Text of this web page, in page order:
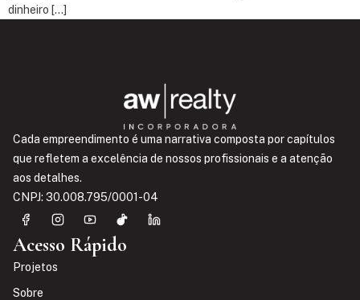
dinheiro […]
Cada empreendimento é uma narrativa composta por capítulos
que refletem a excelência de nossos profissionais e a atenção
aos detalhes.
CNPJ: 30.008.795/0001-04
Acesso Rápido
Projetos
Sobre